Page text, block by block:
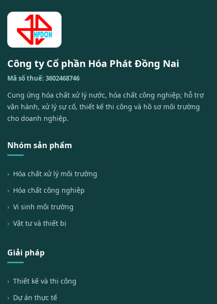
Công ty Cổ phần Hóa Phát Đồng Nai
Mã số thuế: 3602468746
Cung ứng hóa chất xử lý nước, hóa chất công nghiệp; hỗ trợ
vận hành, xử lý sự cố, thiết kế thi công và hồ sơ môi trường
cho doanh nghiệp.
Nhóm sản phẩm
Hóa chất xử lý môi trường
Hóa chất công nghiệp
Vi sinh môi trường
Vật tư và thiết bị
Giải pháp
Thiết kế và thi công
Dự án thực tế